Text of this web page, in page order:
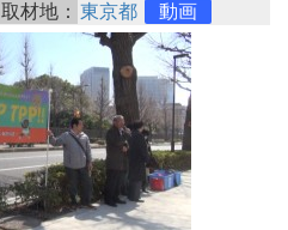
取材地： 東京都 動画